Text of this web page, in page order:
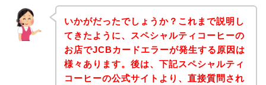
いかがだったでしょうか？これまで説明し
てきたように、スペシャルティコーヒーの
お店でJCBカードエラーが発生する原因は
様々あります。後は、下記スペシャルティ
コーヒーの公式サイトより、直接質問され